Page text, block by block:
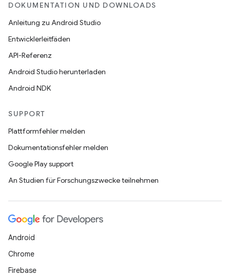
DOKUMENTATION UND DOWNLOADS
Anleitung zu Android Studio
Entwicklerleitfäden
API-Referenz
Android Studio herunterladen
Android NDK
SUPPORT
Plattformfehler melden
Dokumentationsfehler melden
Google Play support
An Studien für Forschungszwecke teilnehmen
Android
Chrome
Firebase